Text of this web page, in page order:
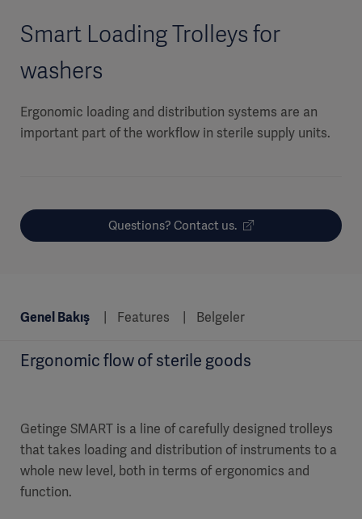
Smart Loading Trolleys for
washers
Ergonomic loading and distribution systems are an
important part of the workflow in sterile supply units.
Questions? Contact us.
Genel Bakış Features Belgeler
Ergonomic flow of sterile goods
Getinge SMART is a line of carefully designed trolleys
that takes loading and distribution of instruments to a
whole new level, both in terms of ergonomics and
function.